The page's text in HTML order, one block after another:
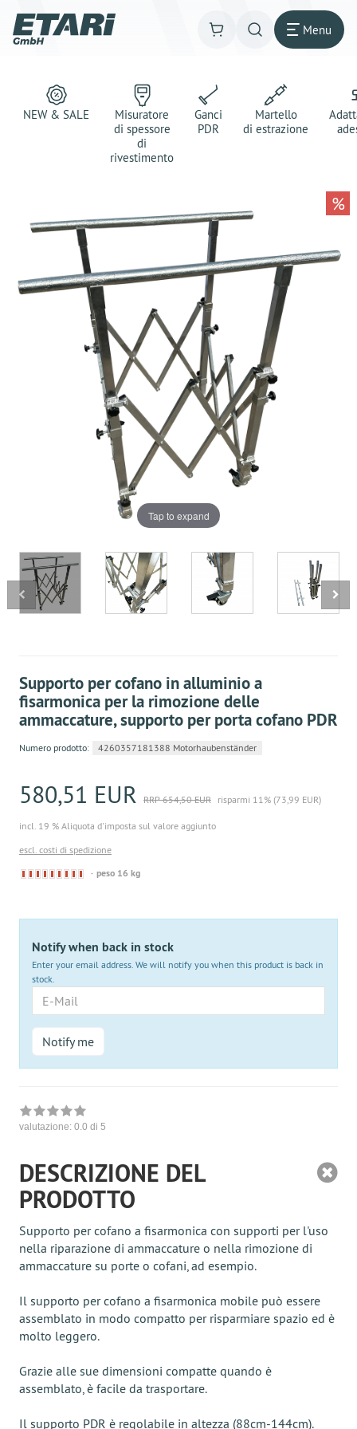
Menu
NEW & SALE
Misuratore
di spessore
di
rivestimento
Ganci
PDR
Martello
di estrazione
Tap to expand
%
Supporto per cofano in alluminio a
fisarmonica per la rimozione delle
ammaccature, supporto per porta cofano PDR
Numero prodotto: 4260357181388 Motorhaubenständer
580,51 EUR RRP 654,50 EUR risparmi 11% (73,99 EUR)
incl. 19 % Aliquota d'imposta sul valore aggiunto
escl. costi di spedizione
Derzeit
peso 16 kg
Notify when back in stock
Enter your email address. We will notify you when this product is back in
stock.
Mail
Notify me
valutazione: 0.0 di 5
DESCRIZIONE DEL
PRODOTTO
Supporto per cofano a fisarmonica con supporti per l'uso
nella riparazione di ammaccature o nella rimozione di
ammaccature su porte o cofani, ad esempio.
Il supporto per cofano a fisarmonica mobile può essere
assemblato in modo compatto per risparmiare spazio ed è
molto leggero.
Grazie alle sue dimensioni compatte quando è
assemblato, è facile da trasportare.
Il supporto PDR è regolabile in altezza (88cm-144cm).